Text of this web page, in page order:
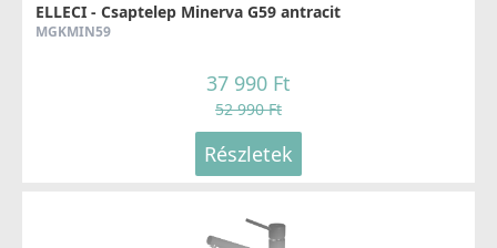
ELLECI - Csaptelep Minerva G59 antracit
MGKMIN59
37 990 Ft
52 990 Ft
Részletek